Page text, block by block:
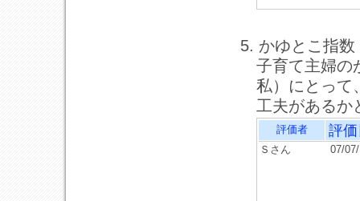
5. かゆとこ指数
子育て主婦の
私）にとって
工夫があるか
評価者 評
Ｓさん 07/